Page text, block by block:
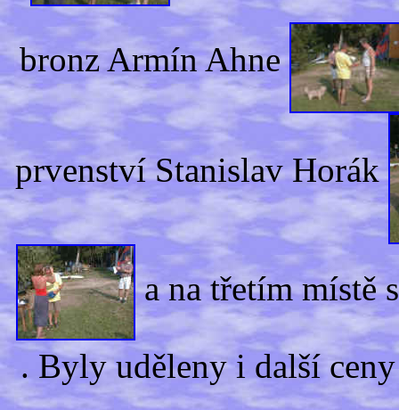
bronz Armín Ahne
prvenství Stanislav Horák
a na třetím místě
. Byly uděleny i další